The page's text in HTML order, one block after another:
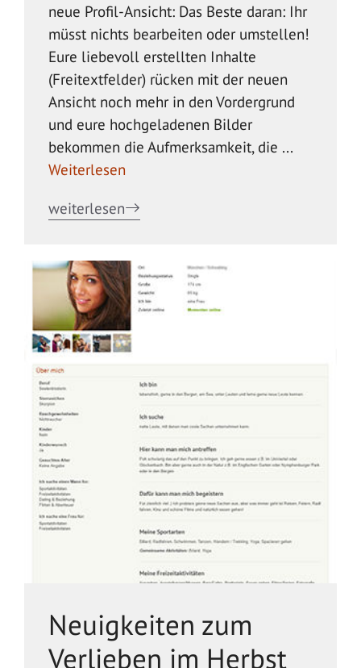
neue Profil-Ansicht: Das Beste daran: Ihr
müsst nichts bearbeiten oder umstellen!
Eure liebevoll erstellten Inhalte
(Freitextfelder) rücken mit der neuen
Ansicht noch mehr in den Vordergrund
und eure hochgeladenen Bilder
bekommen die Aufmerksamkeit, die ...
Weiterlesen
weiterlesen
Neuigkeiten zum
Verlieben im Herbst